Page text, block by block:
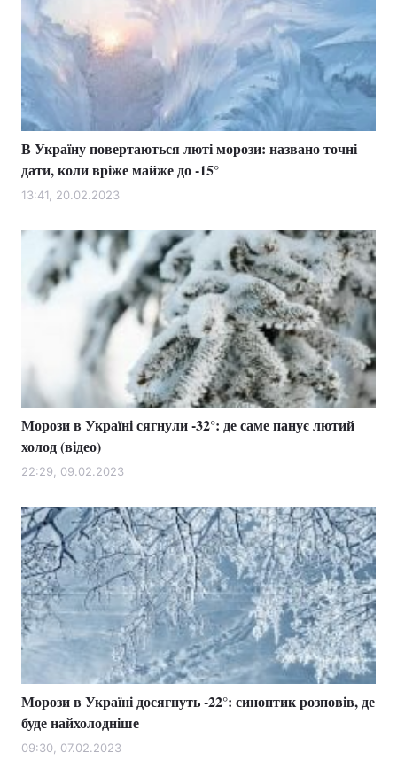
В Україну повертаються люті морози: названо точні
дати, коли вріже майже до -15°
13:41, 20.02.2023
Морози в Україні сягнули -32°: де саме панує лютий
холод (відео)
22:29, 09.02.2023
Морози в Україні досягнуть -22°: синоптик розповів, де
буде найхолодніше
09:30, 07.02.2023